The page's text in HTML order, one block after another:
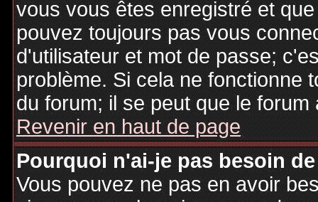
vous vous êtes enregistré et
pouvez toujours pas vous
d'utilisateur et mot de passe;
problème. Si cela ne fonctionne
du forum; il se peut que le
Revenir en haut de page
Pourquoi n'ai-je pas besoin
Vous pouvez ne pas en avoir